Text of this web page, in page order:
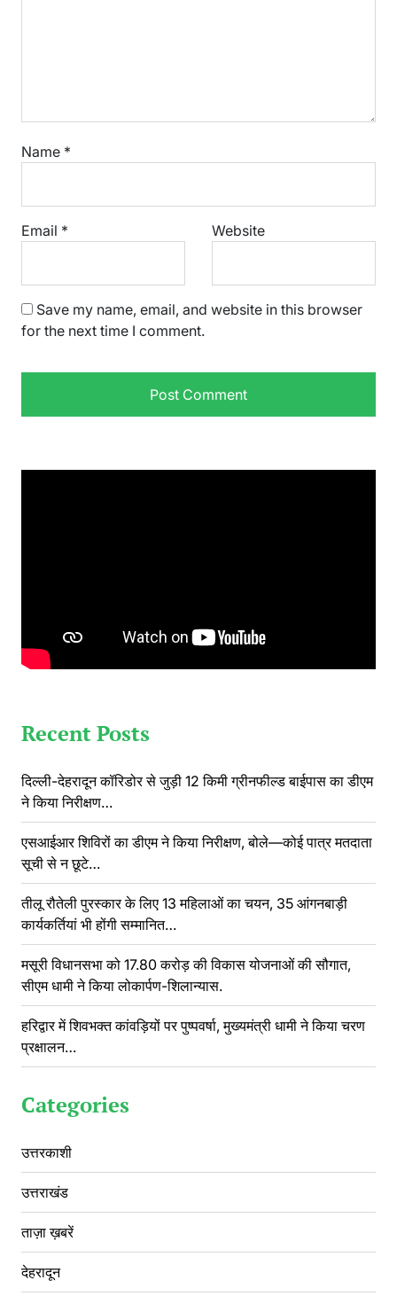
Name *
Email * Website
Save my name, email, and website in this browser
for the next time I comment.
Recent Posts
दिल्ली-देहरादून कॉरिडोर से जुड़ी 12 किमी ग्रीनफील्ड बाईपास का डीएम
ने किया निरीक्षण…
एसआईआर शिविरों का डीएम ने किया निरीक्षण, बोले—कोई पात्र मतदाता
सूची से न छूटे…
तीलू रौतेली पुरस्कार के लिए 13 महिलाओं का चयन, 35 आंगनबाड़ी
कार्यकर्तियां भी होंगी सम्मानित…
मसूरी विधानसभा को 17.80 करोड़ की विकास योजनाओं की सौगात,
सीएम धामी ने किया लोकार्पण-शिलान्यास.
हरिद्वार में शिवभक्त कांवड़ियों पर पुष्पवर्षा, मुख्यमंत्री धामी ने किया चरण
प्रक्षालन…
Categories
उत्तरकाशी
उत्तराखंड
ताज़ा ख़बरें
देहरादून